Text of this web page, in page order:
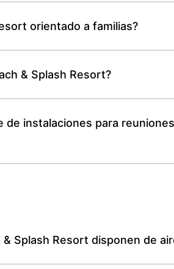
orientado a familias?
& Splash Resort?
de instalaciones para
Splash Resort disponen de